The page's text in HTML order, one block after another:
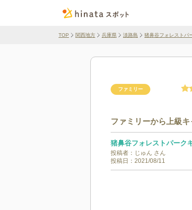
TOP 関西地方 兵庫県 淡路島 猪鼻谷フォレストパ
ファミリー
ファミリーから上級
猪鼻谷フォレストパーク
投稿者： じゅん さん
投稿日： 2021/08/11